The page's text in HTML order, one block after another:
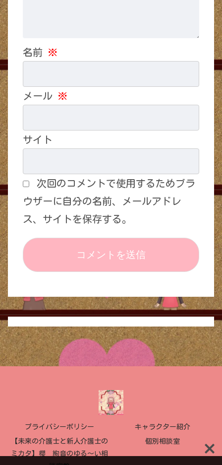
名前 ※
メール ※
サイト
次回のコメントで使用するためブラ
ウザーに自分の名前、メールアドレ
ス、サイトを保存する。
プライバシーポリシー キャラクター紹介
【未来の介護士と新人介護士の
ミカタ】櫻 絢音のゆる〜い相
個別相談室